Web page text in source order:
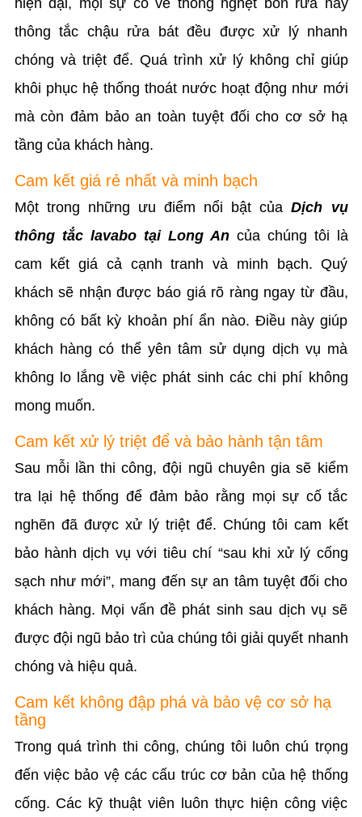
thông tắc chậu rửa bát đều được xử lý nhanh
chóng và triệt để. Quá trình xử lý không chỉ giúp
khôi phục hệ thống thoát nước hoạt động như mới
mà còn đảm bảo an toàn tuyệt đối cho cơ sở hạ
tầng của khách hàng.
Cam kết giá rẻ nhất và minh bạch
Một trong những ưu điểm nổi bật củaDịch vụ
thông tắc lavabo tại Long Ancủa chúng tôi là
cam kết giá cả cạnh tranh và minh bạch. Quý
khách sẽ nhận được báo giá rõ ràng ngay từ đầu,
không có bất kỳ khoản phí ẩn nào. Điều này giúp
khách hàng có thể yên tâm sử dụng dịch vụ mà
không lo lắng về việc phát sinh các chi phí không
mong muốn.
Cam kết xử lý triệt để và bảo hành tận tâm
Sau mỗi lần thi công, đội ngũ chuyên gia sẽ kiểm
tra lại hệ thống để đảm bảo rằng mọi sự cố tắc
nghẽn đã được xử lý triệt để. Chúng tôi cam kết
bảo hành dịch vụ với tiêu chí “sau khi xử lý cống
sạch như mới”, mang đến sự an tâm tuyệt đối cho
khách hàng. Mọi vấn đề phát sinh sau dịch vụ sẽ
được đội ngũ bảo trì của chúng tôi giải quyết nhanh
chóng và hiệu quả.
Cam kết không đập phá và bảo vệ cơ sở hạ
tầng
Trong quá trình thi công, chúng tôi luôn chú trọng
đến việc bảo vệ các cấu trúc cơ bản của hệ thống
cống. Các kỹ thuật viên luôn thực hiện công việc